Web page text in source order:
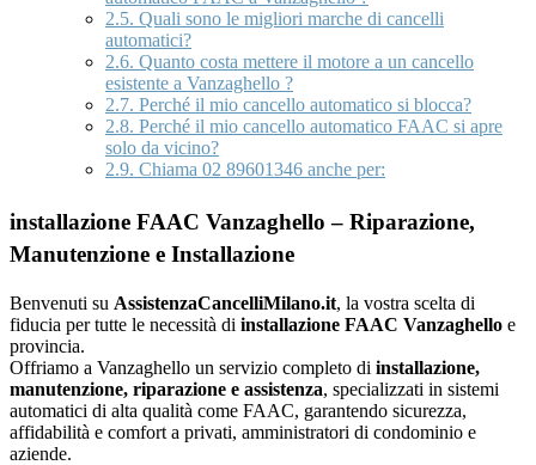
2.5. Quali sono le migliori marche di cancelli
automatici?
2.6. Quanto costa mettere il motore a un cancello
esistente a Vanzaghello ?
2.7. Perché il mio cancello automatico si blocca?
2.8. Perché il mio cancello automatico FAAC si apre
solo da vicino?
2.9. Chiama 02 89601346 anche per:
installazione FAAC Vanzaghello – Riparazione,
Manutenzione e Installazione
Benvenuti su AssistenzaCancelliMilano.it, la vostra scelta di
fiducia per tutte le necessità di installazione FAAC Vanzaghello e
provincia.
Offriamo a Vanzaghello un servizio completo di installazione,
manutenzione, riparazione e assistenza, specializzati in sistemi
automatici di alta qualità come FAAC, garantendo sicurezza,
affidabilità e comfort a privati, amministratori di condominio e
aziende.